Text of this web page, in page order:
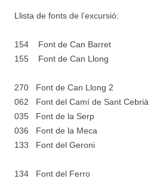
Llista de fonts de l’excursió:
154 Font de Can Barret
155 Font de Can Llong
270 Font de Can Llong 2
062 Font del Camí de Sant Cebrià
035 Font de la Serp
036 Font de la Meca
133 Font del Geroni
134 Font del Ferro